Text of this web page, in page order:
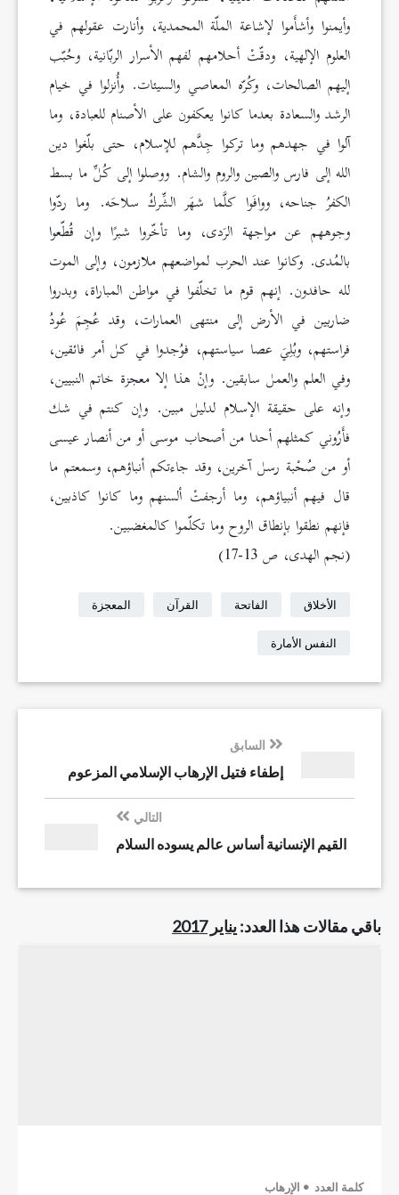
باقي مقالات هذا العدد:يناير 2017
كلمة العدد الإرهاب
وأيمنوا وأشأَموا لإشاعة الملّة المحمدية، وأنارت عقولهم في
العلوم الإلهية، ودقّتْ أحلامهم لفهم الأسرار الربّانية، وحُبّب
إليهم الصالحات، وكُرّه المعاصي والسيئات. وأُنزلوا في خيام
الرشد والسعادة بعدما كانوا يعكفون على الأصنام للعبادة، وما
آلوا في جهدهم وما تركوا جِدَّهم للإسلام، حتى بلّغوا دين
الله إلى فارس والصين والروم والشام. ووصلوا إلى كُلِّ ما بسط
الكفرُ جناحه، ووافَوا كلَّما شهَر الشِّركُ سلاحَه. وما ردّوا
وجوههم عن مواجهة الرَدى، وما تأخّروا شبرًا وإن قُطّعوا
بالمُدى. وكانوا عند الحرب لمواضعهم ملازمون، وإلى الموت
لله حافدون. إنهم قوم ما تخلّفوا في مواطن المباراة، وبدروا
ضاربين في الأرض إلى منتهى العمارات، وقد عُجِمَ عُودُ
فراستهم، وبُلِيَ عصا سياستهم، فوُجدوا في كل أمر فائقين،
وفي العلم والعمل سابقين. وإنْ هذا إلا معجزة خاتم النبيين،
وإنه على حقيقة الإسلام لدليل مبين. وإن كنتم في شك
فأَرُوني كمثلهم أحدا من أصحاب موسى أو من أنصار عيسى
أو من صُحْبة رسل آخرين، وقد جاءتكم أنباؤهم، وسمعتم ما
قال فيهم أنبياؤهم، وما أرجفتْ ألسنهم وما كانوا كاذبين،
فإنهم نطقوا بإنطاق الروح وما تكلّموا كالمغضبين.
(نجم الهدى، ص 13-17)
الأخلاق الفاتحة القرآن المعجزة
النفس الأمارة
السابق
إطفاء فتيل الإرهاب الإسلامي المزعوم
التالي
القيم الإنسانية أساس عالم يسوده السلام